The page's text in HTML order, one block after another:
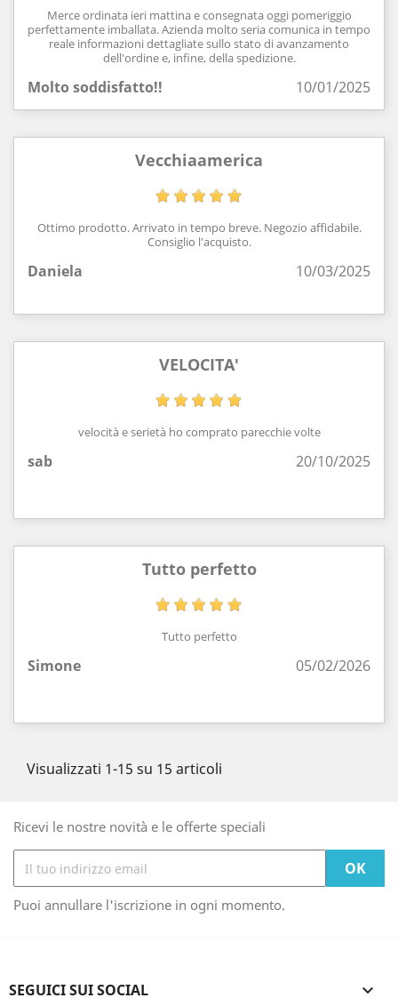
Merce ordinata ieri mattina e consegnata oggi pomeriggio
perfettamente imballata. Azienda molto seria comunica in tempo
reale informazioni dettagliate sullo stato di avanzamento
dell'ordine e, infine, della spedizione.
Molto soddisfatto!! 10/01/2025
Vecchiaamerica
Ottimo prodotto. Arrivato in tempo breve. Negozio affidabile.
Consiglio l'acquisto.
Daniela 10/03/2025
VELOCITA'
velocità e serietà ho comprato parecchie volte
sab 20/10/2025
Tutto perfetto
Tutto perfetto
Simone 05/02/2026
Visualizzati 1-15 su 15 articoli
Ricevi le nostre novità e le offerte speciali
Puoi annullare l'iscrizione in ogni momento.
SEGUICI SUI SOCIAL 